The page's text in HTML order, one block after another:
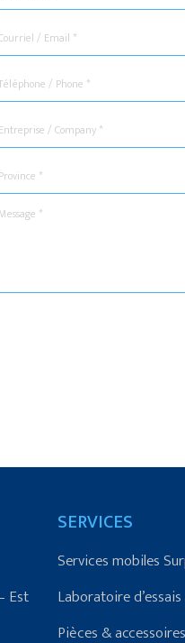
Est
SERVICES
Services mobiles
Laboratoire d’essais
Pièces & accessoires